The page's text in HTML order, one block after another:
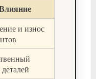
и износ